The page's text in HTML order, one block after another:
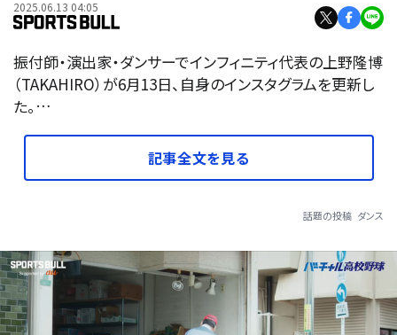
2025.06.13 04:05
振付師・演出家・ダンサーでインフィニティ代表の上野隆博
（TAKAHIRO）が6月13日、自身のインスタグラムを更新し
た。…
記事全文を見る
話題の投稿 ダンス